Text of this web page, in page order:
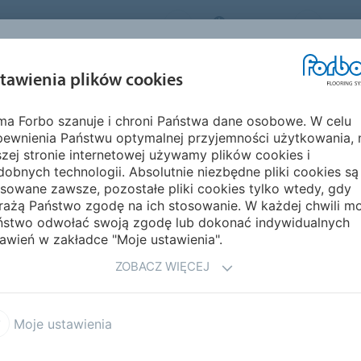
FORBO FLOORING SYSTEMS POLAND
INSPIRACJE I
REALIZACJE
- Krok we współczesną naturę Pobierz broszurę Marmoleum
MARMOLEUM
plików cookies
Forbo szanuje i chroni Państwa dane osobowe. W celu
Państwu optymalnej przyjemności użytkowania,
stronie internetowej używamy plików cookies i
technologii. Absolutnie niezbędne pliki cookies są
zawsze, pozostałe pliki cookies tylko wtedy, gdy
Państwo zgodę na ich stosowanie. W każdej chwili
odwołać swoją zgodę lub dokonać indywidualnych
w zakładce "Moje ustawienia".
ZOBACZ WIĘCEJ
Moje ustawienia